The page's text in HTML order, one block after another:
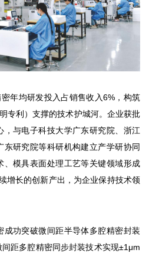
年均研发投入占销售收入6%，构筑
专利）支撑的技术护城河。企业获批
，与电子科技大学广东研究院、浙江
研究院等科研机构建立产学研协同
、模具表面处理工艺等关键领域形成
增长的创新产出，为企业保持技术领
成功突破微间距半导体多腔精密封装
距多腔精密同步封装技术实现±1μm